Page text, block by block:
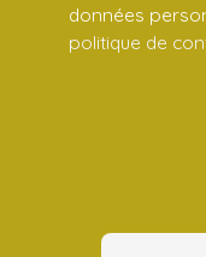
données
politique de